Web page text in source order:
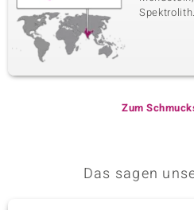
Spektrolith.
Zum
Das sagen